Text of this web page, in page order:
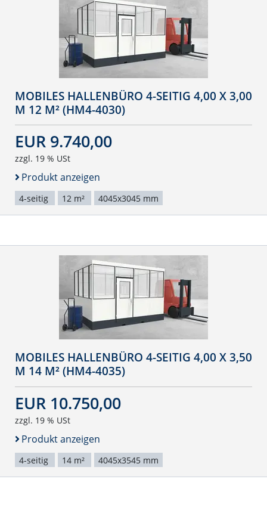
MOBILES HALLENBÜRO 4-SEITIG 4,00 X 3,00
M 12 M² (HM4-4030)
EUR 9.740,00
zzgl. 19 % USt
Produkt anzeigen
4-seitig 12 m² 4045x3045 mm
MOBILES HALLENBÜRO 4-SEITIG 4,00 X 3,50
M 14 M² (HM4-4035)
EUR 10.750,00
zzgl. 19 % USt
Produkt anzeigen
4-seitig 14 m² 4045x3545 mm